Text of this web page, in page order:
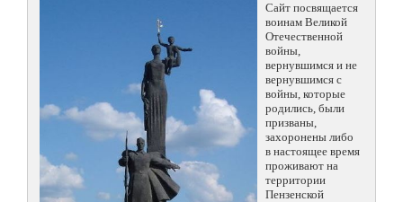
Сайт посвящается
воинам Великой
Отечественной
войны,
вернувшимся и не
вернувшимся с
войны, которые
родились, были
призваны,
захоронены либо
в настоящее время
проживают на
территории
Пензенской